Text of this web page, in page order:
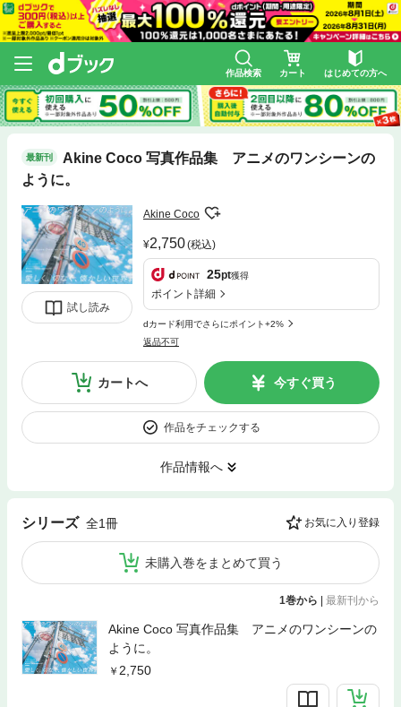
作品検索 カート はじめての方へ
最新刊
Akine Coco 写真作品集 アニメのワンシーンの
ように。
試し読み
Akine Coco
2,750(税込)
25pt獲得
ポイント詳細
dカード利用でさらにポイント+2%
返品不可
カートへ 今すぐ買う
作品をチェックする
作品情報へ
シリーズ 全1冊 お気に入り登録
未購入巻をまとめて買う
1巻から 最新刊から
Akine Coco 写真作品集 アニメのワンシーンの
ように。
2,750